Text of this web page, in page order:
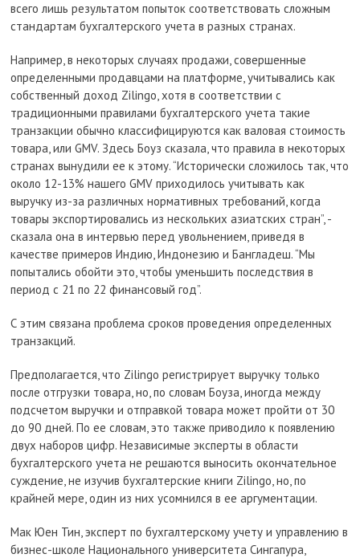
всего лишь результатом попыток соответствовать сложным
стандартам бухгалтерского учета в разных странах.
Например, в некоторых случаях продажи, совершенные
определенными продавцами на платформе, учитывались как
собственный доход Zilingo, хотя в соответствии с
традиционными правилами бухгалтерского учета такие
транзакции обычно классифицируются как валовая стоимость
товара, или GMV. Здесь Боуз сказала, что правила в некоторых
странах вынудили ее к этому. “Исторически сложилось так, что
около 12-13% нашего GMV приходилось учитывать как
выручку из-за различных нормативных требований, когда
товары экспортировались из нескольких азиатских стран”, -
сказала она в интервью перед увольнением, приведя в
качестве примеров Индию, Индонезию и Бангладеш. “Мы
попытались обойти это, чтобы уменьшить последствия в
период с 21 по 22 финансовый год”.
С этим связана проблема сроков проведения определенных
транзакций.
Предполагается, что Zilingo регистрирует выручку только
после отгрузки товара, но, по словам Боуза, иногда между
подсчетом выручки и отправкой товара может пройти от 30
до 90 дней. По ее словам, это также приводило к появлению
двух наборов цифр. Независимые эксперты в области
бухгалтерского учета не решаются выносить окончательное
суждение, не изучив бухгалтерские книги Zilingo, но, по
крайней мере, один из них усомнился в ее аргументации.
Мак Юен Тин, эксперт по бухгалтерскому учету и управлению в
бизнес-школе Национального университета Сингапура,